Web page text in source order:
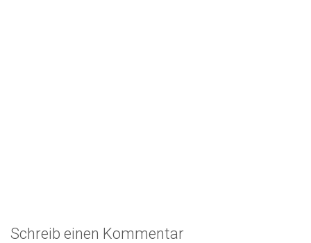
Schreib einen Kommentar